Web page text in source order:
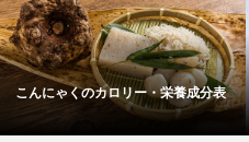
アルファルファのカロリー・栄養...